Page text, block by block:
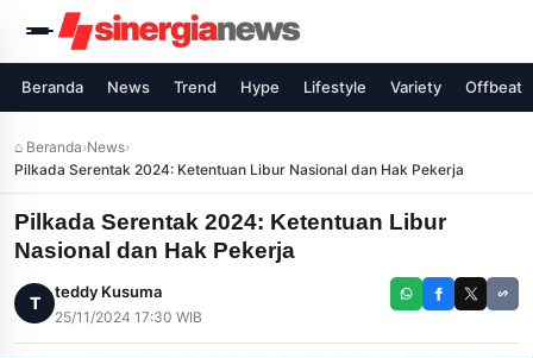
Beranda News Trend Hype Lifestyle Variety Offbeat
⌂ Beranda›News›
Pilkada Serentak 2024: Ketentuan Libur Nasional dan Hak Pekerja
Pilkada Serentak 2024: Ketentuan Libur
Nasional dan Hak Pekerja
T
teddy Kusuma
25/11/2024 17:30 WIB